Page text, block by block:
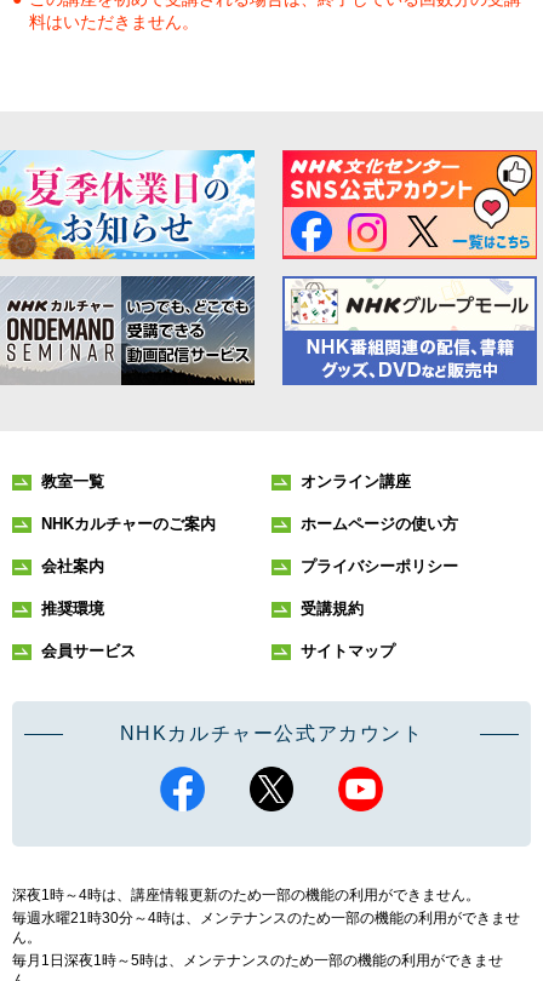
料はいただきません。
教室一覧 オンライン講座
NHKカルチャーのご案内 ホームページの使い方
会社案内 プライバシーポリシー
推奨環境 受講規約
会員サービス サイトマップ
NHKカルチャー公式アカウント
深夜1時～4時は、講座情報更新のため一部の機能の利用ができません。
毎週水曜21時30分～4時は、メンテナンスのため一部の機能の利用ができませ
ん。
毎月1日深夜1時～5時は、メンテナンスのため一部の機能の利用ができませ